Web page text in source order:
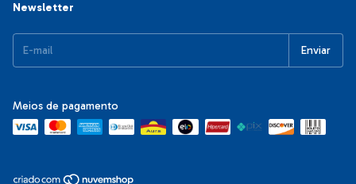
Newsletter
Meios de pagamento